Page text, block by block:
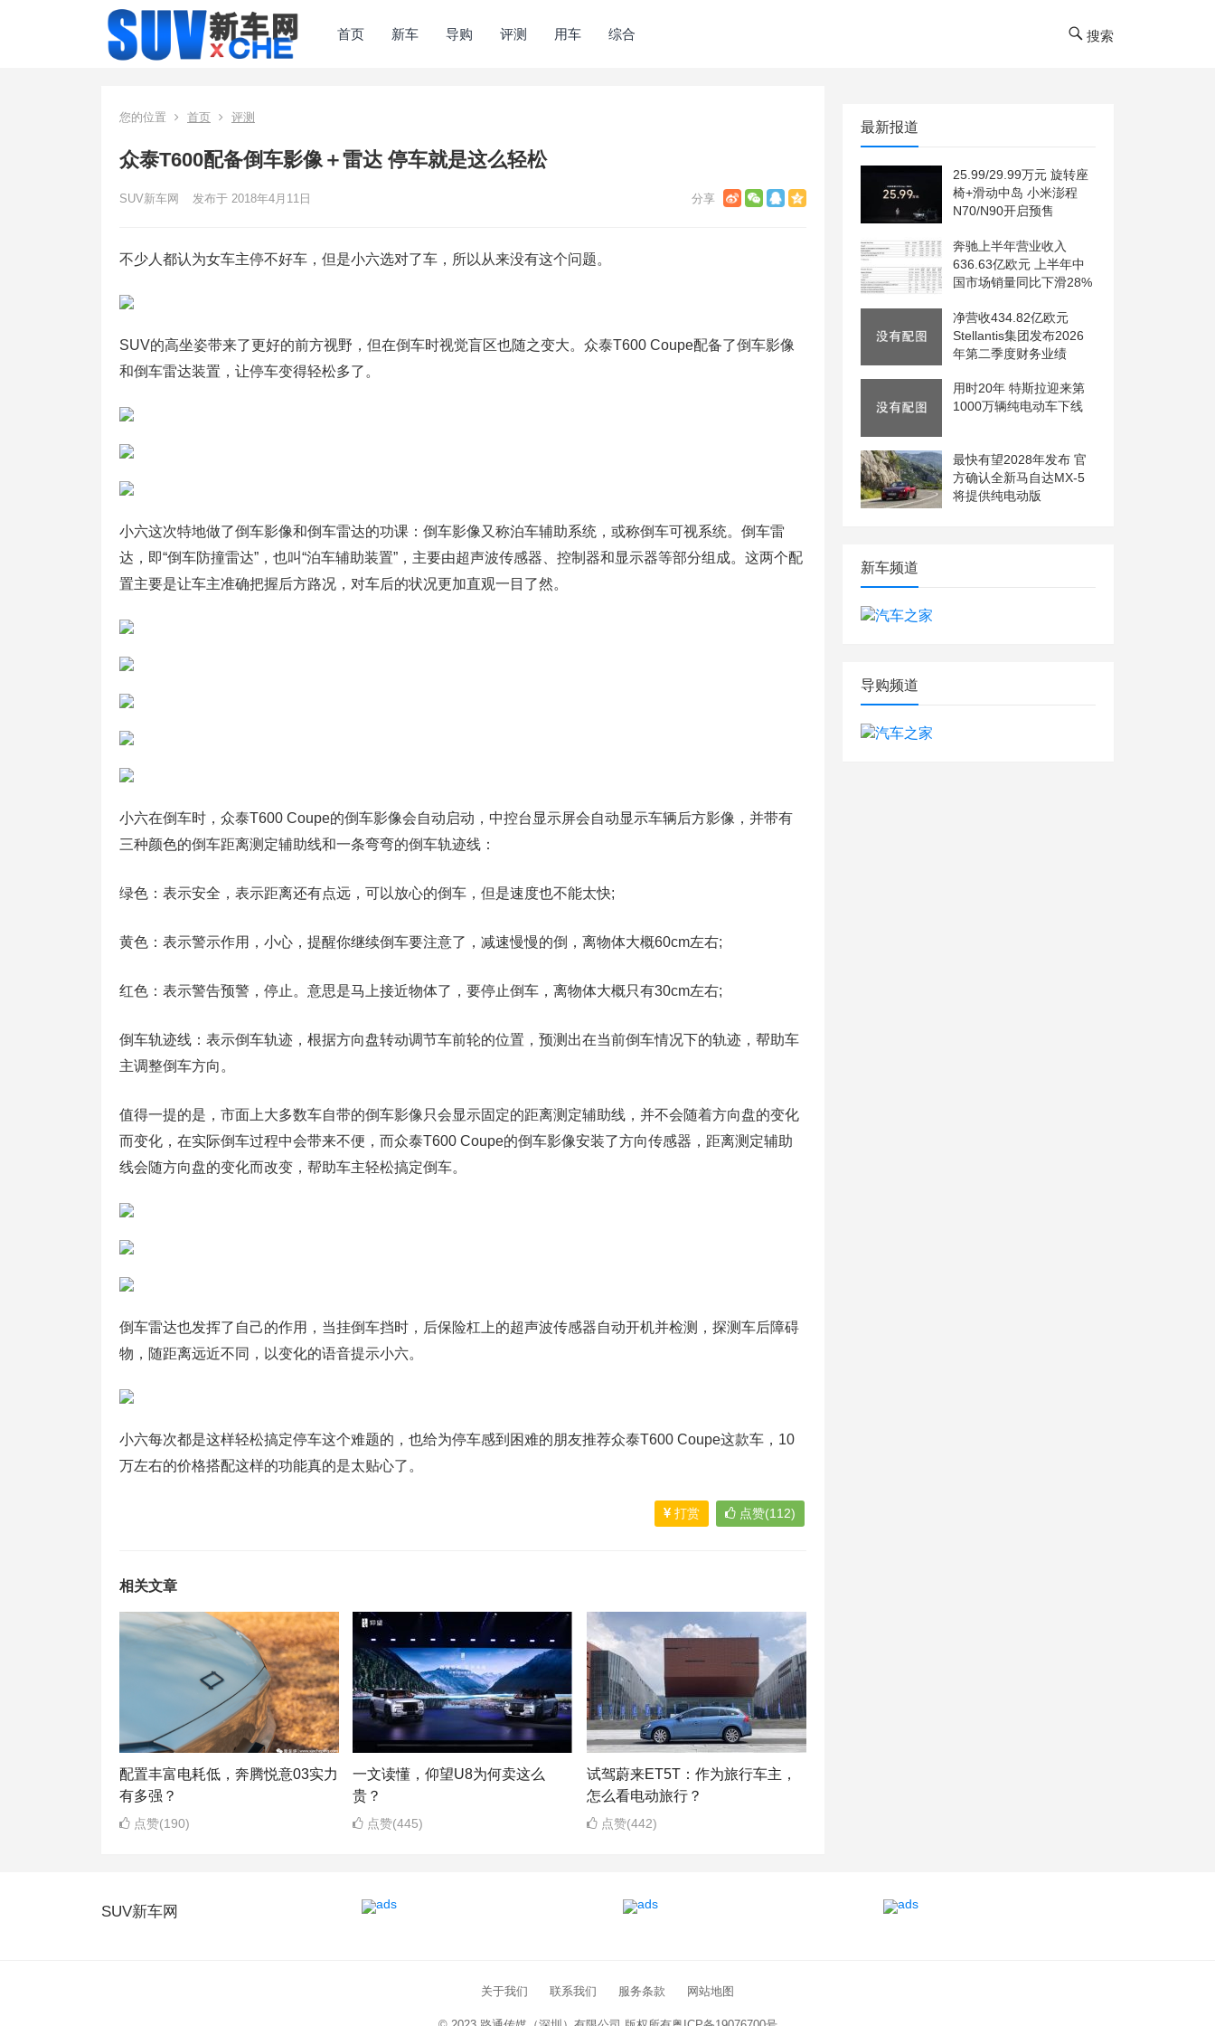
首页 新车 导购 评测 用车 综合 搜索
您的位置 首页 评测
众泰T600配备倒车影像＋雷达 停车就是这么轻松
SUV新车网 发布于 2018年4月11日
不少人都认为女车主停不好车，但是小六选对了车，所以从来没有这个问题。
SUV的高坐姿带来了更好的前方视野，但在倒车时视觉盲区也随之变大。众泰T600 Coupe配备了倒车影像
和倒车雷达装置，让停车变得轻松多了。
小六这次特地做了倒车影像和倒车雷达的功课：倒车影像又称泊车辅助系统，或称倒车可视系统。倒车雷
达，即“倒车防撞雷达”，也叫“泊车辅助装置”，主要由超声波传感器、控制器和显示器等部分组成。这两个配
置主要是让车主准确把握后方路况，对车后的状况更加直观一目了然。
小六在倒车时，众泰T600 Coupe的倒车影像会自动启动，中控台显示屏会自动显示车辆后方影像，并带有
三种颜色的倒车距离测定辅助线和一条弯弯的倒车轨迹线：
绿色：表示安全，表示距离还有点远，可以放心的倒车，但是速度也不能太快;
黄色：表示警示作用，小心，提醒你继续倒车要注意了，减速慢慢的倒，离物体大概60cm左右;
红色：表示警告预警，停止。意思是马上接近物体了，要停止倒车，离物体大概只有30cm左右;
倒车轨迹线：表示倒车轨迹，根据方向盘转动调节车前轮的位置，预测出在当前倒车情况下的轨迹，帮助车
主调整倒车方向。
值得一提的是，市面上大多数车自带的倒车影像只会显示固定的距离测定辅助线，并不会随着方向盘的变化
而变化，在实际倒车过程中会带来不便，而众泰T600 Coupe的倒车影像安装了方向传感器，距离测定辅助
线会随方向盘的变化而改变，帮助车主轻松搞定倒车。
倒车雷达也发挥了自己的作用，当挂倒车挡时，后保险杠上的超声波传感器自动开机并检测，探测车后障碍
物，随距离远近不同，以变化的语音提示小六。
小六每次都是这样轻松搞定停车这个难题的，也给为停车感到困难的朋友推荐众泰T600 Coupe这款车，10
万左右的价格搭配这样的功能真的是太贴心了。
打赏 点赞(112)
相关文章
配置丰富电耗低，奔腾悦意03实力
有多强？
点赞(190)
一文读懂，仰望U8为何卖这么
贵？
点赞(445)
试驾蔚来ET5T：作为旅行车主，
怎么看电动旅行？
点赞(442)
最新报道
25.99/29.99万元 旋转座
椅+滑动中岛 小米澎程
N70/N90开启预售
奔驰上半年营业收入
636.63亿欧元 上半年中
国市场销量同比下滑28%
净营收434.82亿欧元
Stellantis集团发布2026
年第二季度财务业绩
用时20年 特斯拉迎来第
1000万辆纯电动车下线
最快有望2028年发布 官
方确认全新马自达MX-5
将提供纯电动版
新车频道
导购频道
SUV新车网
关于我们 联系我们 服务条款 网站地图